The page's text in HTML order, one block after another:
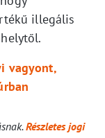
illegális
vagyont,
Részletes jogi